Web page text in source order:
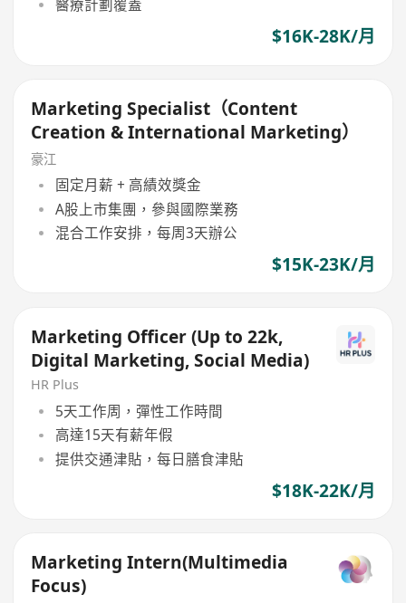
醫療計劃覆蓋
$16K-28K/月
Marketing Specialist（Content
Creation & International Marketing）
豪江
固定月薪 + 高績效獎金
A股上市集團，參與國際業務
混合工作安排，每周3天辦公
$15K-23K/月
Marketing Officer (Up to 22k,
Digital Marketing, Social Media)
HR Plus
5天工作周，彈性工作時間
高達15天有薪年假
提供交通津貼，每日膳食津貼
$18K-22K/月
Marketing Intern(Multimedia
Focus)